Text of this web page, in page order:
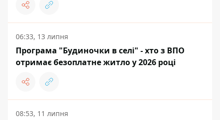
06:33, 13 липня
Програма "Будиночки в селі" - хто з ВПО
отримає безоплатне житло у 2026 році
08:53, 11 липня